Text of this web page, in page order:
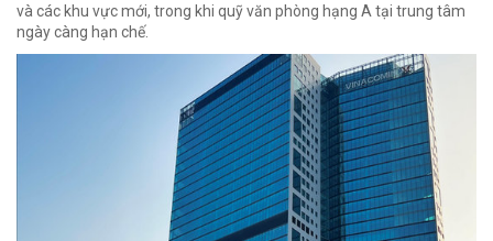
và các khu vực mới, trong khi quỹ văn phòng hạng A tại trung tâm
ngày càng hạn chế.